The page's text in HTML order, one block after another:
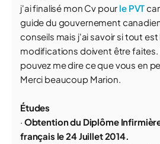
j'ai finalisé mon Cv pour le PVT
guide du gouvernement
conseils mais j'ai savoir si tout
modifications doivent être faites.
pouvez me dire ce que vous en
Merci beaucoup Marion.
Études
· Obtention du Diplôme
français le 24 Juillet 2014.